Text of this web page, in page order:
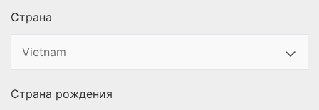
Страна
Страна рождения